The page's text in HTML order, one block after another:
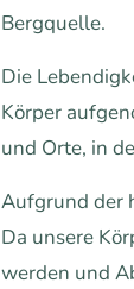
Bergquelle.
Die
Körper
und Orte, in
Aufgrund der
Da unsere
werden und